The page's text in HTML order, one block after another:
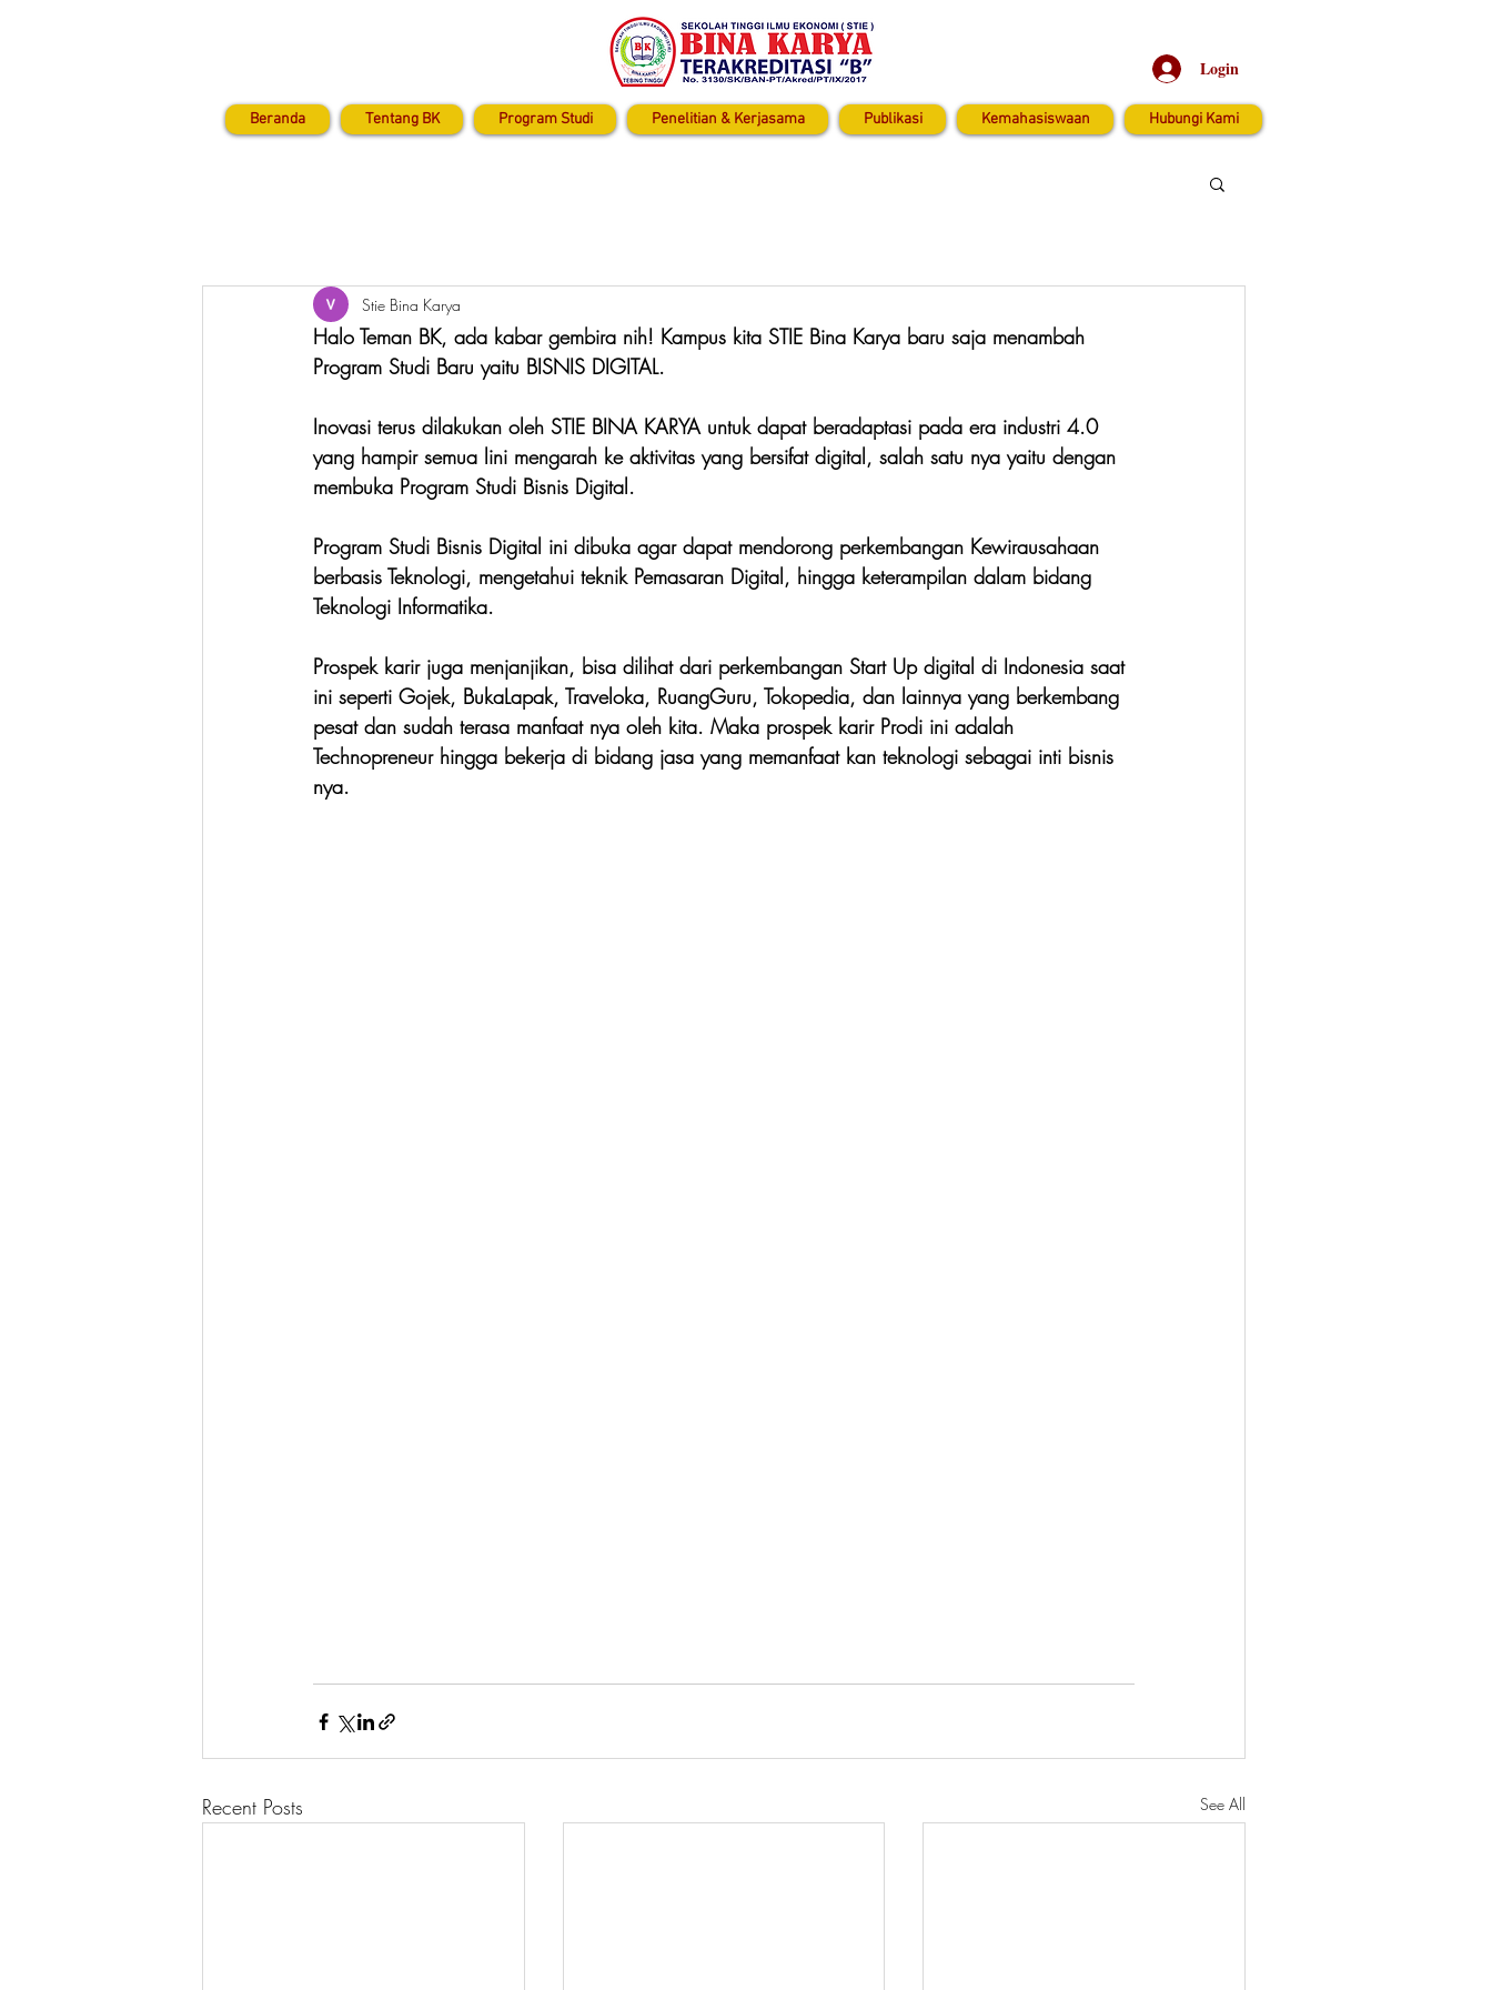
Login
Beranda Tentang BK Program Studi Penelitian & Kerjasama Publikasi Kemahasiswaan Hubungi Kami
Stie Bina Karya
Halo Teman BK, ada kabar gembira nih! Kampus kita STIE Bina Karya baru saja menambah
Program Studi Baru yaitu BISNIS DIGITAL.
Inovasi terus dilakukan oleh STIE BINA KARYA untuk dapat beradaptasi pada era industri 4.0
yang hampir semua lini mengarah ke aktivitas yang bersifat digital, salah satu nya yaitu dengan
membuka Program Studi Bisnis Digital.
Program Studi Bisnis Digital ini dibuka agar dapat mendorong perkembangan Kewirausahaan
berbasis Teknologi, mengetahui teknik Pemasaran Digital, hingga keterampilan dalam bidang
Teknologi Informatika.
Prospek karir juga menjanjikan, bisa dilihat dari perkembangan Start Up digital di Indonesia saat
ini seperti Gojek, BukaLapak, Traveloka, RuangGuru, Tokopedia, dan lainnya yang berkembang
pesat dan sudah terasa manfaat nya oleh kita. Maka prospek karir Prodi ini adalah
Technopreneur hingga bekerja di bidang jasa yang memanfaat kan teknologi sebagai inti bisnis
nya.
Recent Posts See All